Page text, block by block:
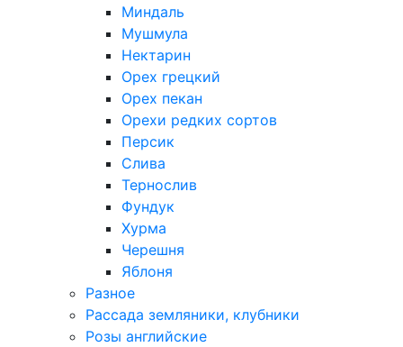
Миндаль
Мушмула
Нектарин
Орех грецкий
Орех пекан
Орехи редких сортов
Персик
Слива
Тернослив
Фундук
Хурма
Черешня
Яблоня
Разное
Рассада земляники, клубники
Розы английские